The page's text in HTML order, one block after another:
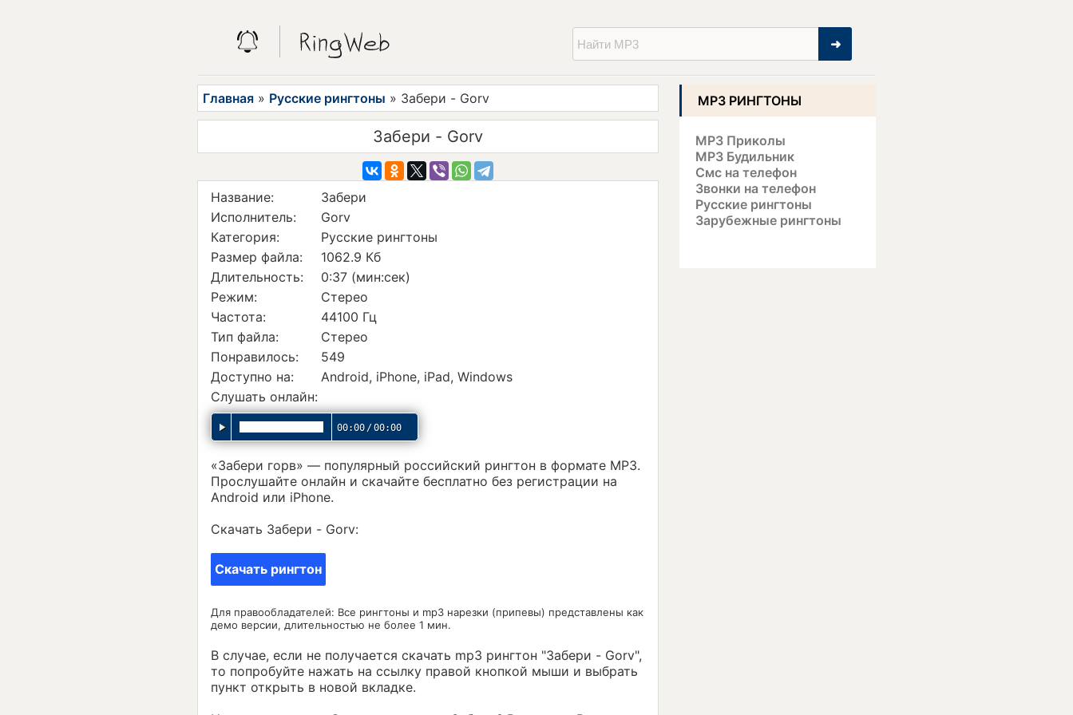
➜
Главная» Русские рингтоны » Забери - Gorv
Забери - Gorv
Название:
Забери
Исполнитель:
Gorv
Категория:
Русские рингтоны
Размер файла:
1062.9 Кб
Длительность:
0:37 (мин:сек)
Режим:
Стерео
Частота:
44100 Гц
Тип файла:
Стерео
Понравилось:
549
Доступно на:
Android, iPhone, iPad, Windows
Слушать онлайн:
00:00 /00:00
«Забери горв» — популярный российский рингтон в формате MP3.
Прослушайте онлайн и скачайте бесплатно без регистрации на
Android или iPhone.
Скачать Забери - Gorv:
Скачать рингтон
Для правообладателей: Все рингтоны и mp3 нарезки (припевы) представлены как
демо версии, длительностью не более 1 мин.
В случае, если не получается скачать mp3 рингтон "Забери - Gorv",
то попробуйте нажать на ссылку правой кнопкой мыши и выбрать
пункт открыть в новой вкладке.
MP3 РИНГТОНЫ
MP3 Приколы
MP3 Будильник
Смс на телефон
Звонки на телефон
Русские рингтоны
Зарубежные рингтоны